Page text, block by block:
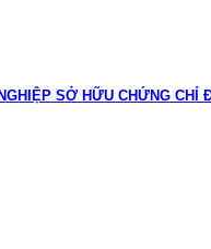
SỞ HỮU CHỨNG CHỈ